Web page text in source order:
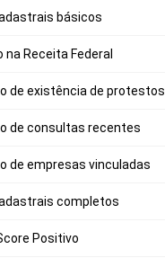
básicos
na Receita Federal
de existência de protestos
de consultas recentes
de empresas vinculadas
completos
Positivo